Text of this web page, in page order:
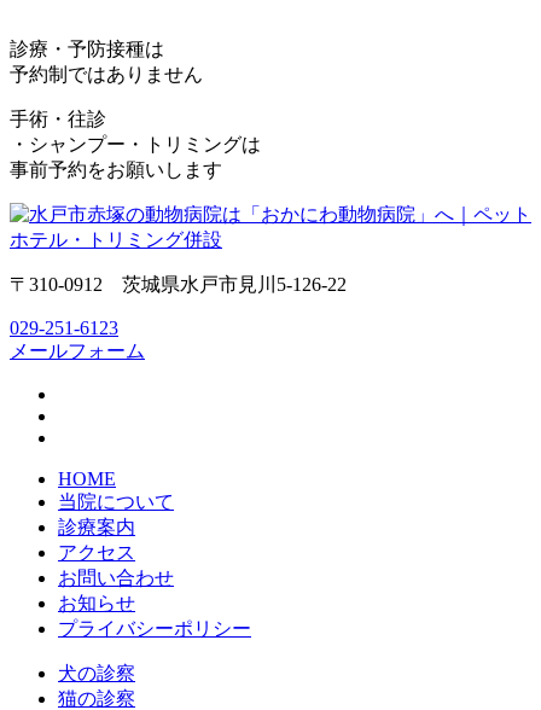
診療・予防接種は
予約制ではありません
手術・往診
・シャンプー・トリミングは
事前予約をお願いします
〒310-0912 茨城県水戸市見川5-126-22
029-251-6123
メールフォーム
HOME
当院について
診療案内
アクセス
お問い合わせ
お知らせ
プライバシーポリシー
犬の診察
猫の診察